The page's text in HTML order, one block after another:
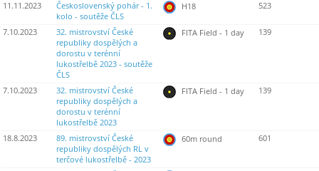
11.11.2023
Československý pohár - 1.
kolo - soutěže ČLS
H18 523
7.10.2023
32. mistrovství České
republiky dospělých a
dorostu v terénní
lukostřelbě 2023 - soutěže
ČLS
FITA Field - 1 day 139
7.10.2023
32. mistrovství České
republiky dospělých a
dorostu v terénní
lukostřelbě 2023
FITA Field - 1 day 139
18.8.2023
89. mistrovství České
republiky dospělých RL v
terčové lukostřelbě - 2023
60m round 601